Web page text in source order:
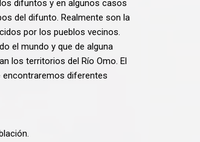
difuntos y en algunos casos
del difunto. Realmente son la
por los pueblos vecinos.
el mundo y que de alguna
los territorios del Río Omo. El
encontraremos diferentes